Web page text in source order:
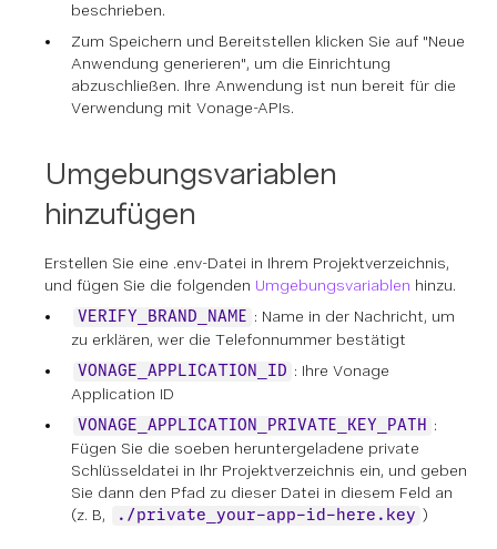
beschrieben.
Zum Speichern und Bereitstellen klicken Sie auf "Neue
Anwendung generieren", um die Einrichtung
abzuschließen. Ihre Anwendung ist nun bereit für die
Verwendung mit Vonage-APIs.
Umgebungsvariablen
hinzufügen
Erstellen Sie eine .env-Datei in Ihrem Projektverzeichnis,
und fügen Sie die folgenden Umgebungsvariablen hinzu.
VERIFY_BRAND_NAME : Name in der Nachricht, um
zu erklären, wer die Telefonnummer bestätigt
VONAGE_APPLICATION_ID : Ihre Vonage
Application ID
VONAGE_APPLICATION_PRIVATE_KEY_PATH
:
Fügen Sie die soeben heruntergeladene private
Schlüsseldatei in Ihr Projektverzeichnis ein, und geben
Sie dann den Pfad zu dieser Datei in diesem Feld an
(z. B,
./private_your-app-id-here.key )